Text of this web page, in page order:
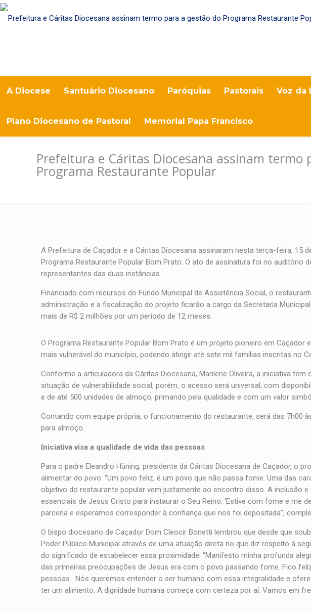
A Diocese Santuário Diocesano Paróquias Pastorais Voz da
Plano Diocesano de Pastoral Memorial Papa Francisco
Prefeitura e Cáritas Diocesana assinam termo
Programa Restaurante Popular
A Prefeitura de Caçador e a Cáritas Diocesana assinaram nesta terça-feira, 15
Programa Restaurante Popular Bom Prato. O ato de assinatura foi no auditório
representantes das duas instâncias.
Financiado com recursos do Fundo Municipal de Assistência Social, o
administração e a fiscalização do projeto ficarão a cargo da Secretaria
mais de R$ 2 milhões por um período de 12 meses.
O Programa Restaurante Popular Bom Prato é um projeto pioneiro em Caçador
mais vulnerável do município, podendo atingir até sete mil famílias inscritas no
Conforme a articuladora da Cáritas Diocesana, Marilene Oliveira, a iniciativa
situação de vulnerabilidade social, porém, o acesso será universal, com
e de até 500 unidades de almoço, primando pela qualidade e com um valor
Contando com equipe própria, o funcionamento do restaurante, será das 7h00
para almoço.
Iniciativa visa a qualidade de vida das pessoas
Para o padre Eleandro Hüning, presidente da Cáritas Diocesana de Caçador, o
alimentar do povo. “Um povo feliz, é um povo que não passa fome. Uma das
objetivo do restaurante popular vem justamente ao encontro disso. A inclusão
essenciais de Jesus Cristo para instaurar o Seu Reino. ‘Estive com fome e me
parceria e esperamos corresponder à confiança que nos foi depositada”,
O bispo diocesano de Caçador Dom Cleocir Bonetti lembrou que desde que
Poder Público Municipal através de uma atuação direta no que diz respeito à
do significado de estabelecer essa proximidade. “Manifesto minha profunda
das primeiras preocupações de Jesus era com o povo passando fome. Fico
pessoas. Nós queremos entender o ser humano com essa integralidade e
ter um alimento. A dignidade humana começa com certeza por aí. Vamos em